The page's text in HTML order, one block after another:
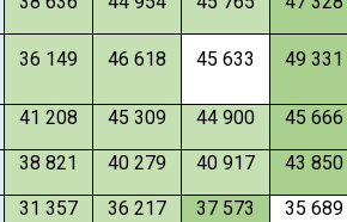
36 149 46 618 45 633 49 331
41 208 45 309 44 900
45 666
38 821 40 279 40 917
43 850
31 357 36 217 37 573
35 689